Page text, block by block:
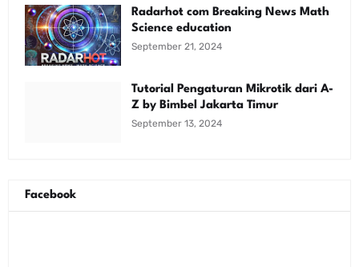
Radarhot com Breaking News Math
Science education
September 21, 2024
Tutorial Pengaturan Mikrotik dari A-
Z by Bimbel Jakarta Timur
September 13, 2024
Facebook